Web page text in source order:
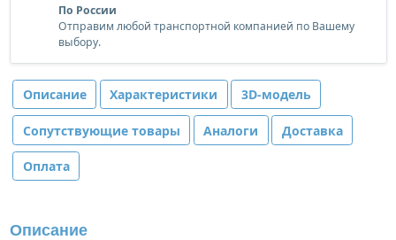
По России
Отправим любой транспортной компанией по Вашему
выбору.
Описание Характеристики 3D-модель
Сопутствующие товары Аналоги Доставка
Оплата
Описание